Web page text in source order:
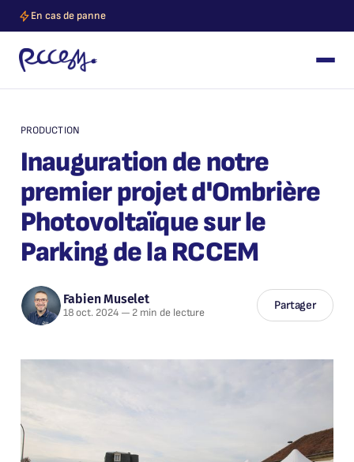
En cas de panne
PRODUCTION
Inauguration de notre
premier projet d'Ombrière
Photovoltaïque sur le
Parking de la RCCEM
Fabien Muselet
18 oct. 2024 — 2 min de lecture Partager